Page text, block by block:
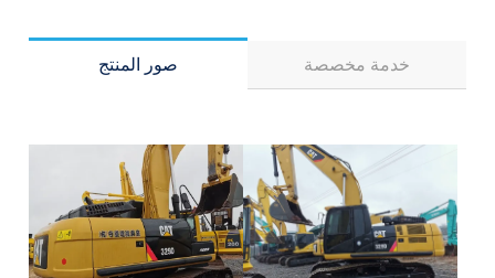
صور المنتج خدمة مخصصة